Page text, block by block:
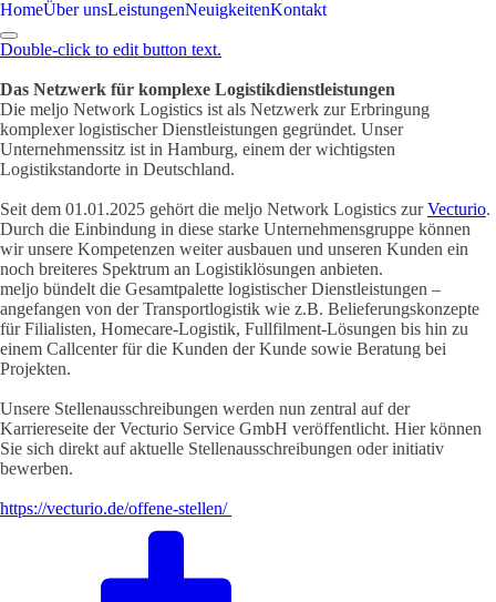
HomeÜber unsLeistungenNeuigkeitenKontakt
Double-click to edit button text.
Das Netzwerk für komplexe Logistikdienstleistungen
Die meljo Network Logistics ist als Netzwerk zur Erbringung
komplexer logistischer Dienstleistungen gegründet. Unser
Unternehmenssitz ist in Hamburg, einem der wichtigsten
Logistikstandorte in Deutschland.
Seit dem 01.01.2025 gehört die meljo Network Logistics zurVecturio.
Durch die Einbindung in diese starke Unternehmensgruppe können
wir unsere Kompetenzen weiter ausbauen und unseren Kunden ein
noch breiteres Spektrum an Logistiklösungen anbieten.
meljo bündelt die Gesamtpalette logistischer Dienstleistungen –
angefangen von der Transportlogistik wie z.B. Belieferungskonzepte
für Filialisten, Homecare-Logistik, Fullfilment-Lösungen bis hin zu
einem Callcenter für die Kunden der Kunde sowie Beratung bei
Projekten.
Unsere Stellenausschreibungen werden nun zentral auf der
Karriereseite der Vecturio Service GmbH veröffentlicht. Hier können
Sie sich direkt auf aktuelle Stellenausschreibungen oder initiativ
bewerben.
https://vecturio.de/offene-stellen/